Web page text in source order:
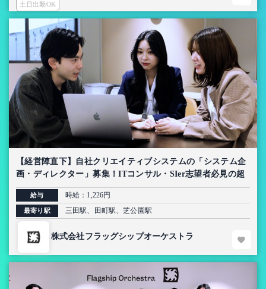
土日出勤OK
【経営陣直下】自社クリエイティブシステムの「システム企
画・ディレクター」募集！ITコンサル・SIer志望者必見の超
上流インターン【AI導入プロジェクト】
給与 時給：1,226円
最寄り駅 三田駅、田町駅、芝公園駅
株式会社フラッグシップオーケストラ